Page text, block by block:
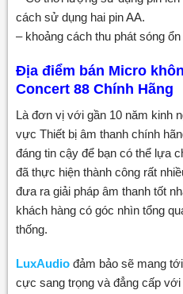
cách sử dụng hai pin AA.
– khoảng cách thu phát sóng
Địa điểm bán Micro
Concert 88 Chính Hãng
Là đơn vị với gần 10 năm kinh
vực Thiết bị âm thanh chính
đáng tin cậy để bạn có thể lựa
đã thực hiện thành công rất
đưa ra giải pháp âm thanh tốt
khách hàng có góc nhìn tổng
thống.
LuxAudiođảm bảo sẽ mang
cực sang trọng và đẳng cấp